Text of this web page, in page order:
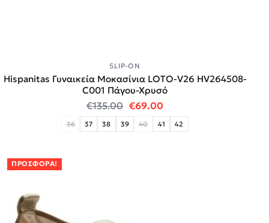
SLIP-ON
Hispanitas Γυναικεία Μοκασίνια LOTO-V26 HV264508-
C001 Πάγου-Χρυσό
€135.00 Original price was: €135.00.
€69.00Η τρέχουσα τιμή
36 37 38 39 40 41 42
ΠΡΟΣΦΟΡΆ!